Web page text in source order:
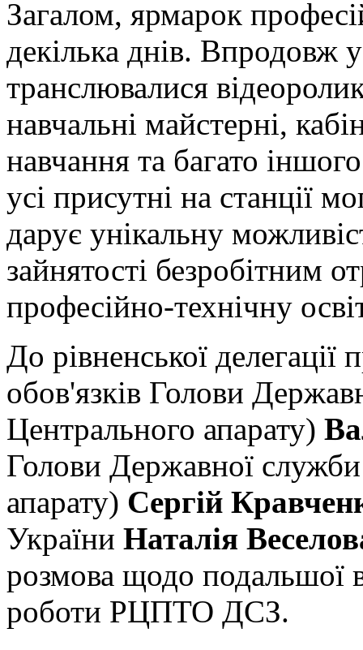
Загалом, ярмарок
декілька днів. Впродовж
транслювалися
навчальні майстерні,
навчання та багато
усі присутні на станції
дарує унікальну
зайнятості безробітним
професійно-технічну
До рівненської делегації
обов'язків Голови
Центрального апарату)
Голови Державної
апарату) Сергій
України Наталія
розмова щодо подальшої
роботи РЦПТО ДСЗ.